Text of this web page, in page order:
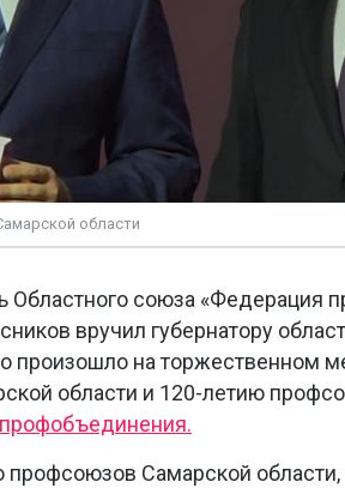
области
Областного союза «Федерация
вручил губернатору
произошло на торжественном
области и 120-летию
Самарской